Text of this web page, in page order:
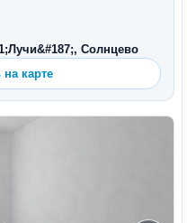
Солнцево
на карте